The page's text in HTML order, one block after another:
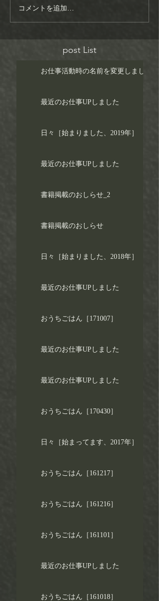
コメントを追加…
post List
お仕事活動時の名前を変更しました！
最近のお仕事UPしました
日々［始まりました、2019年］
最近のお仕事UPしました
書籍掲載のおしらせ_2
書籍掲載のおしらせ
日々［始まりました、2018年］
最近のお仕事UPしました
おうちごはん［171007］
最近のお仕事UPしました
最近のお仕事UPしました
おうちごはん［170430］
日々［始まってます、2017年］
おうちごはん［161217］
おうちごはん［161216］
おうちごはん［161101］
最近のお仕事UPしました
おうちごはん［161018］